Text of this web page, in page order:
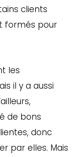
clients
formés pour
les
il y a aussi
de bons
donc
par elles. Mais